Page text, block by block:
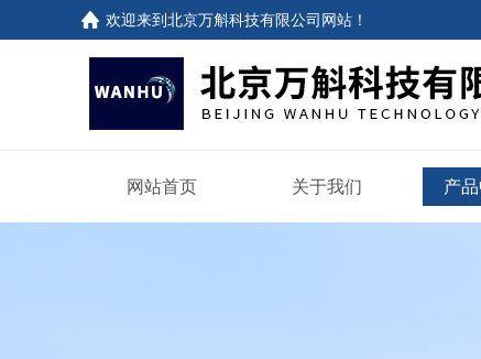
欢迎来到北京万斛科技有限公司网站 ！
网站首页 关于我们 产